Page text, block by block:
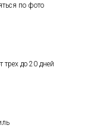
по фото
трех до 20 дней